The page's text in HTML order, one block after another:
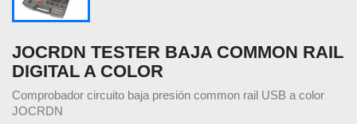
JOCRDN TESTER BAJA COMMON RAIL
DIGITAL A COLOR
Comprobador circuito baja presión common rail USB a color
JOCRDN